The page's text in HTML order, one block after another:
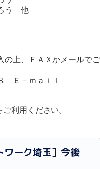
ろう 他
の上、ＦＡＸかメールでご
８ Ｅ－ｍａｉｌ
利用ください。
ーク埼玉］今後